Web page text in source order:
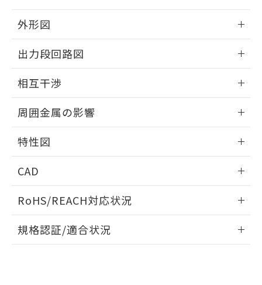
外形図
外形図
出力段回路図
出力段回路図
相互干渉
相互干渉
A: 80mm以上、B: 60mm以上
周囲金属の影響
周囲金属の影響
特性図
検出物体の大きさと材質による影響
CAD
ドすることができます。
ログイン/会員登録
RoHS/REACH対応状況
EU RoHS 注意事項・凡例
規格認証/適合状況
引・商談に必要な範囲で利用すること
※当社の共同利用者とは、"個人情報
の共同利用に関して"
用者の範囲」に記載されている法人を
とができます。
EU RoHS指令（10物質）の非含有証明書
※本証明書は発行日時点で非含有を証明す
るもので、過去に遡って非含有を証明する
ものではありません。
物質の対応では、対応完了までの期間は出
荷製品に未対応品が混在することから備考
欄に対応日を記載しておりました。
既に当社にて対応品への在庫切替を完了
していることから、特段のことがない限
合意する キャンセル